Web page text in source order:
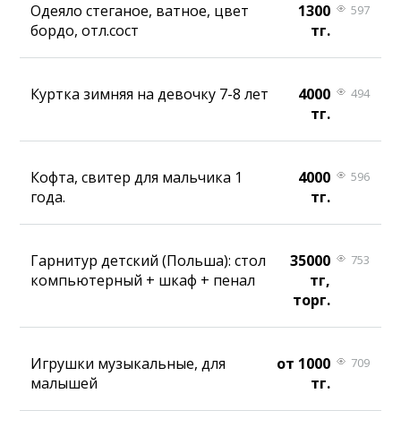
Одеяло стеганое, ватное, цвет
бордо, отл.сост
1300
тг.
597
Куртка зимняя на девочку 7-8 лет
4000
тг.
494
Кофта, свитер для мальчика 1
года.
4000
тг.
596
Гарнитур детский (Польша): стол
компьютерный + шкаф + пенал
35000
тг,
торг.
753
Игрушки музыкальные, для
малышей
от 1000
тг.
709